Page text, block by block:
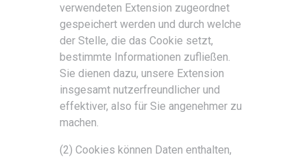
verwendeten Extension zugeordnet
gespeichert werden und durch welche
der Stelle, die das Cookie setzt,
bestimmte Informationen zufließen.
Sie dienen dazu, unsere Extension
insgesamt nutzerfreundlicher und
effektiver, also für Sie angenehmer zu
machen.
(2) Cookies können Daten enthalten,